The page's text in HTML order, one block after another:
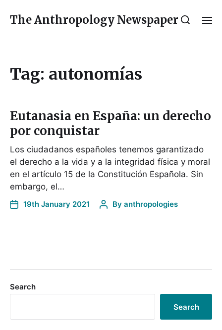
The Anthropology Newspaper
Tag: autonomías
Eutanasia en España: un derecho
por conquistar
Los ciudadanos españoles tenemos garantizado
el derecho a la vida y a la integridad física y moral
en el artículo 15 de la Constitución Española. Sin
embargo, el…
19th January 2021 By anthropologies
Search
Search